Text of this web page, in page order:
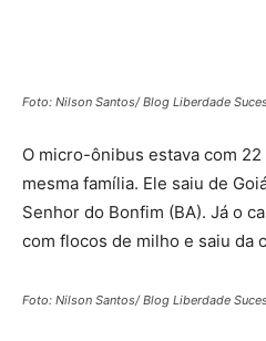
Foto: Nilson Santos/ Blog Liberdade
O micro-ônibus estava com
mesma família. Ele saiu de
Senhor do Bonfim (BA). Já o
com flocos de milho e saiu da
Foto: Nilson Santos/ Blog Liberdade